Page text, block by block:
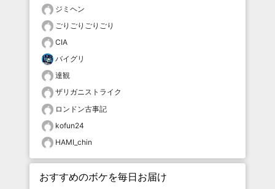
ジミヘン
ごりごりごりごり
CIA
バイグリ
達観
ザリガニストライク
ロンドン古事記
kofun24
HAMI_chin
おすすめのボケを毎日お届け